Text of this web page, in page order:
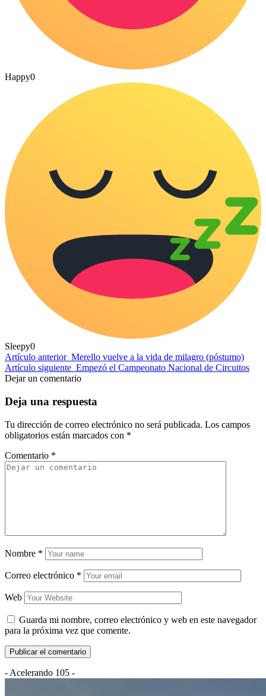
Happy0
Sleepy0
Artículo anterior Merello vuelve a la vida de milagro (póstumo)
Artículo siguiente Empezó el Campeonato Nacional de Circuitos
Dejar un comentario
Deja una respuesta
Tu dirección de correo electrónico no será publicada. Los campos
obligatorios están marcados con *
Comentario *
Nombre *
Correo electrónico *
Web
Guarda mi nombre, correo electrónico y web en este navegador
para la próxima vez que comente.
- Acelerando 105 -